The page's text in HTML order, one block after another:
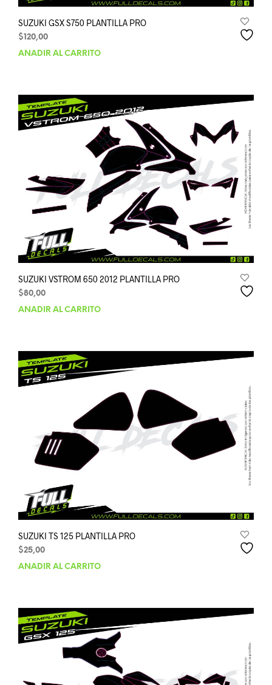
SUZUKI GSX S750 PLANTILLA PRO
$ 120,00
AÑADIR AL CARRITO
SUZUKI VSTROM 650 2012 PLANTILLA PRO
$80,00
AÑADIR AL CARRITO
SUZUKI TS 125 PLANTILLA PRO
$25,00
AÑADIR AL CARRITO